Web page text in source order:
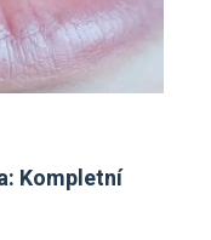
Kompletní